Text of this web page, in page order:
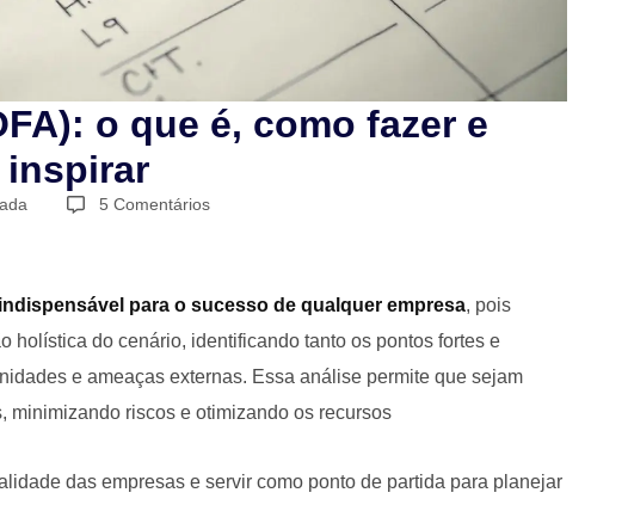
o que é, como fazer e
inspirar
5 Comentários
para o sucesso de qualquer empresa, pois
holística do cenário, identificando tanto os pontos fortes e
e ameaças externas. Essa análise permite que sejam
minimizando riscos e otimizando os recursos
das empresas e servir como ponto de partida para planejar